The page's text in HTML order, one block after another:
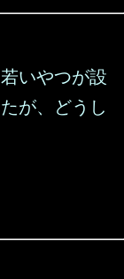
いやつが設
が、どうし